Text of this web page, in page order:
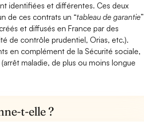
identifiées et différentes. Ces deux
de ces contrats un “tableau de garantie”
et diffusés en France par des
de contrôle prudentiel, Orias, etc.).
en complément de la Sécurité sociale,
maladie, de plus ou moins longue
t-elle ?